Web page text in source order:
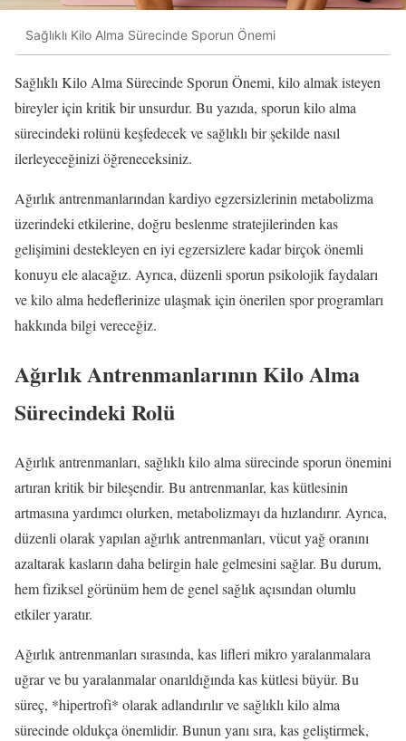
Sağlıklı Kilo Alma Sürecinde Sporun Önemi
Sağlıklı Kilo Alma Sürecinde Sporun Önemi, kilo almak isteyen
bireyler için kritik bir unsurdur. Bu yazıda, sporun kilo alma
sürecindeki rolünü keşfedecek ve sağlıklı bir şekilde nasıl
ilerleyeceğinizi öğreneceksiniz.
Ağırlık antrenmanlarından kardiyo egzersizlerinin metabolizma
üzerindeki etkilerine, doğru beslenme stratejilerinden kas
gelişimini destekleyen en iyi egzersizlere kadar birçok önemli
konuyu ele alacağız. Ayrıca, düzenli sporun psikolojik faydaları
ve kilo alma hedeflerinize ulaşmak için önerilen spor programları
hakkında bilgi vereceğiz.
Ağırlık Antrenmanlarının Kilo Alma
Sürecindeki Rolü
Ağırlık antrenmanları, sağlıklı kilo alma sürecinde sporun önemini
artıran kritik bir bileşendir. Bu antrenmanlar, kas kütlesinin
artmasına yardımcı olurken, metabolizmayı da hızlandırır. Ayrıca,
düzenli olarak yapılan ağırlık antrenmanları, vücut yağ oranını
azaltarak kasların daha belirgin hale gelmesini sağlar. Bu durum,
hem fiziksel görünüm hem de genel sağlık açısından olumlu
etkiler yaratır.
Ağırlık antrenmanları sırasında, kas lifleri mikro yaralanmalara
uğrar ve bu yaralanmalar onarıldığında kas kütlesi büyür. Bu
süreç, *hipertrofi* olarak adlandırılır ve sağlıklı kilo alma
sürecinde oldukça önemlidir. Bunun yanı sıra, kas geliştirmek,